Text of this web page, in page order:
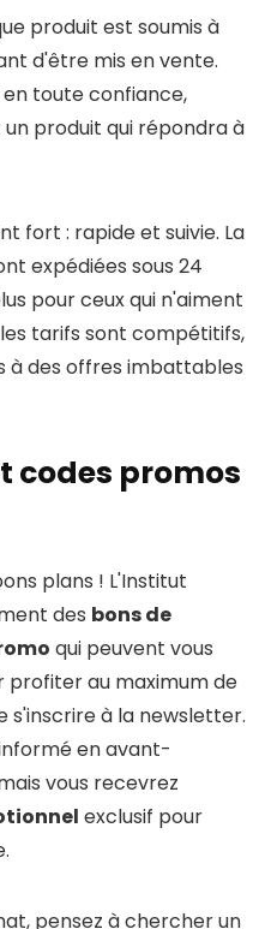
produit est soumis à
d'être mis en vente.
toute confiance,
produit qui répondra à
fort : rapide et suivie. La
expédiées sous 24
pour ceux qui n'aiment
tarifs sont compétitifs,
à des offres imbattables
codes promos
plans ! L'Institut
des bons de
qui peuvent vous
profiter au maximum de
s'inscrire à la newsletter.
en avant-
vous recevrez
exclusif pour
pensez à chercher un